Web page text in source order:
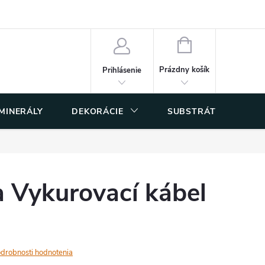
Prihlásenie
NÁKUPNÝ
Prázdny košík
DEKORÁCIE SUBSTRÁTY
Vykurovací kábel
hodnotenia